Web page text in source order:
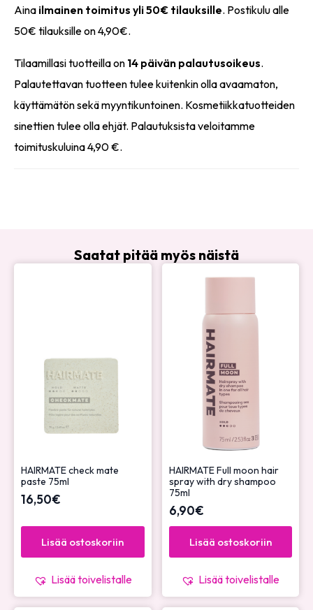
Aina ilmainen toimitus yli 50€ tilauksille. Postikulu alle
50€ tilauksille on 4,90€.
Tilaamillasi tuotteilla on 14 päivän palautusoikeus.
Palautettavan tuotteen tulee kuitenkin olla avaamaton,
käyttämätön sekä myyntikuntoinen. Kosmetiikkatuotteiden
sinettien tulee olla ehjät. Palautuksista veloitamme
toimituskuluina 4,90 €.
Saatat pitää myös näistä
HAIRMATE check mate
paste 75ml
16,50€
Lisää ostoskoriin
Lisää toivelistalle
HAIRMATE Full moon hair
spray with dry shampoo
75ml
6,90€
Lisää ostoskoriin
Lisää toivelistalle